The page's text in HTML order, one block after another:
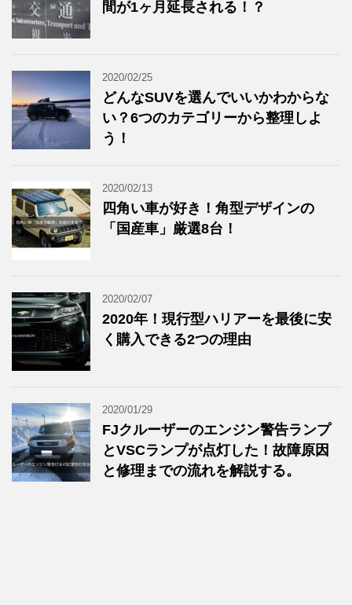
間が1ヶ月延長される！？
2020/02/25
どんなSUVを選んでいいかわからな
い？6つのカテゴリーから整理しよ
う！
2020/02/13
四角い車が好き！角型デザインの
「国産車」厳選8台！
2020/02/07
2020年！現行型ハリアーを最後に安
く購入できる2つの理由
2020/01/29
FJクルーザーのエンジン警告ランプ
とVSCランプが点灯した！故障原因
と修理までの流れを解説する。